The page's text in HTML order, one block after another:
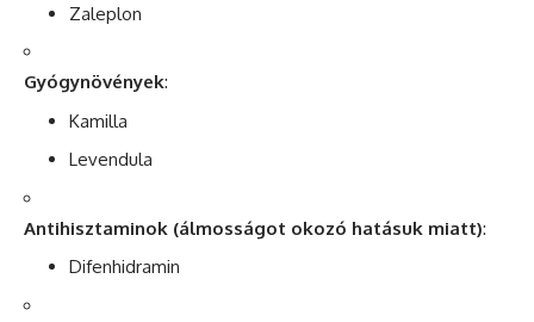
Zaleplon
Gyógynövények:
Kamilla
Levendula
Antihisztaminok (álmosságot okozó hatásuk miatt):
Difenhidramin